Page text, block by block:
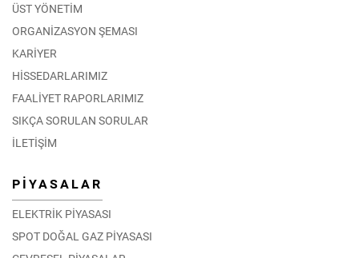
ÜST YÖNETİM
ORGANİZASYON ŞEMASI
KARİYER
HİSSEDARLARIMIZ
FAALİYET RAPORLARIMIZ
SIKÇA SORULAN SORULAR
İLETİŞİM
PİYASALAR
ELEKTRİK PİYASASI
SPOT DOĞAL GAZ PİYASASI